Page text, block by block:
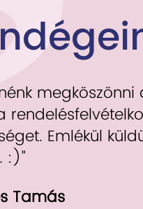
Emlékül
:)"
Tamás